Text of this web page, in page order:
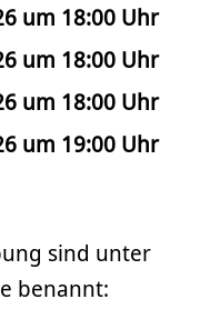
um 18:00 Uhr
um 18:00 Uhr
um 18:00 Uhr
um 19:00 Uhr
sind unter
benannt: